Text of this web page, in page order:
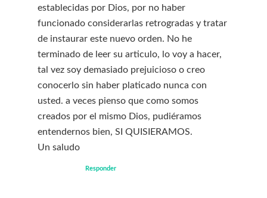
establecidas por Dios, por no haber
funcionado considerarlas retrogradas y tratar
de instaurar este nuevo orden. No he
terminado de leer su articulo, lo voy a hacer,
tal vez soy demasiado prejuicioso o creo
conocerlo sin haber platicado nunca con
usted. a veces pienso que como somos
creados por el mismo Dios, pudiéramos
entendernos bien, SI QUISIERAMOS.
Un saludo
Responder